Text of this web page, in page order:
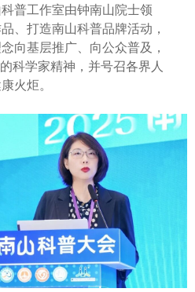
普工作室由钟南山院士领
、打造南山科普品牌活动，
向基层推广、向公众普及，
科学家精神，并号召各界人
火炬。